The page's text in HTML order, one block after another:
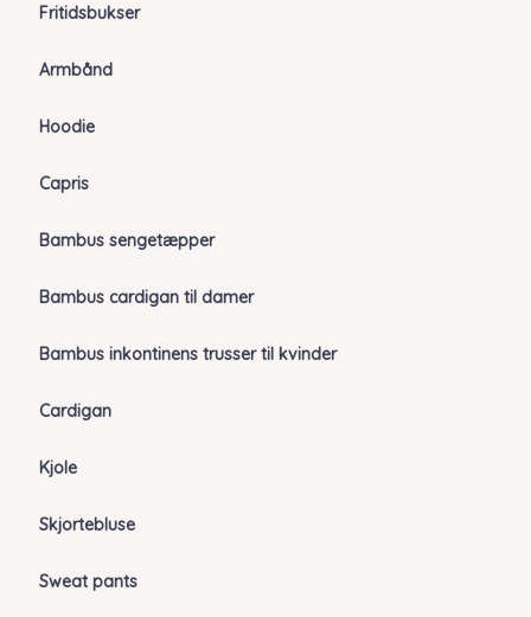
Fritidsbukser
Armbånd
Hoodie
Capris
Bambus sengetæpper
Bambus cardigan til damer
Bambus inkontinens trusser til kvinder
Cardigan
Kjole
Skjortebluse
Sweat pants